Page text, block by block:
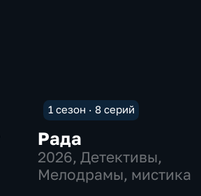
1 сезон · 8 серий
Рада
2026, Детективы,
Мелодрамы, мистика